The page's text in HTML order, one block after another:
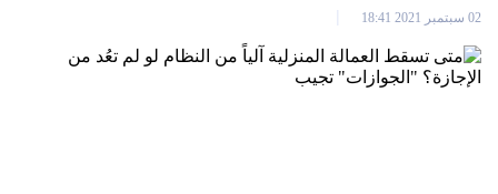
02 سبتمبر 2021 18:41